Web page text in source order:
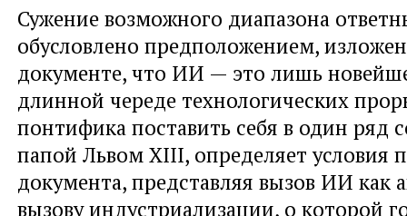
Сужение возможного диапазона
обусловлено предположением,
документе, что ИИ — это лишь
длинной череде технологических
понтифика поставить себя в один ряд
папой Львом XIII, определяет условия
документа, представляя вызов ИИ как
вызову индустриализации, о которой